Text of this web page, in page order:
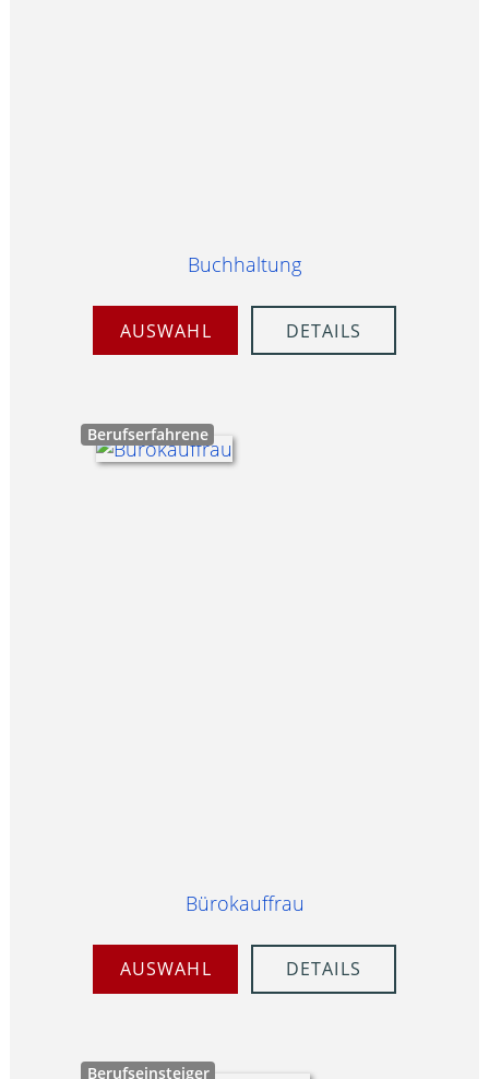
Buchhaltung
AUSWAHL DETAILS
Berufserfahrene
Bürokauffrau
AUSWAHL DETAILS
Berufseinsteiger